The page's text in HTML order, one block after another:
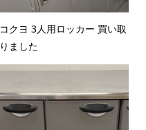
コクヨ 3人用ロッカー 買い取
りました